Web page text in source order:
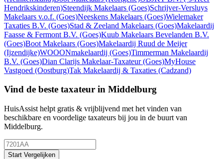
Hendrikskinderen)Steendijk Makelaars (Goes)Schrijver-Versluys
Makelaars v.o.f. (Goes)Neeskens Makelaars (Goes)Wielemaker
Taxaties B.V. (Goes)Stad & Zeeland Makelaars (Goes)Makelaardij
Faasse & Fermont B.V. (Goes)Kuub Makelaars Bevelanden B.V.
(Goes)Boot Makelaars (Goes)Makelaardij Ruud de Meijer
(Ijzendijke)WOOONmakelaardij (Goes)Timmerman Makelaardij
B.V. (Goes)Dian Clarijs Makelaar-Taxateur(Goes)MyHouse
Vastgoed (Oostburg)Tak Makelaardij & Taxaties (Cadzand)
Vind de beste taxateur in Middelburg
HuisAssist helpt gratis & vrijblijvend met het vinden van
beschikbare en voordelige taxateurs bij jou in de buurt van
Middelburg.
Start Vergelijken